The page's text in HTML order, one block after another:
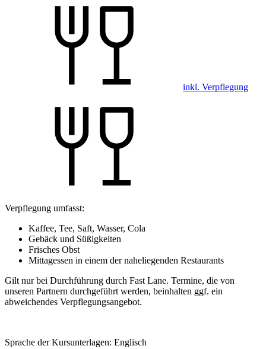
inkl. Verpflegung
Verpflegung umfasst:
Kaffee, Tee, Saft, Wasser, Cola
Gebäck und Süßigkeiten
Frisches Obst
Mittagessen in einem der naheliegenden Restaurants
Gilt nur bei Durchführung durch Fast Lane. Termine, die von
unseren Partnern durchgeführt werden, beinhalten ggf. ein
abweichendes Verpflegungsangebot.
Sprache der Kursunterlagen: Englisch